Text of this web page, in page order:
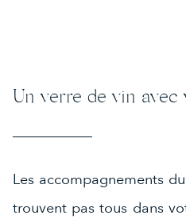
Un verre de vin
Les accompagnements
trouvent pas tous dans